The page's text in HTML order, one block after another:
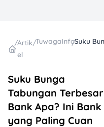
/Artik
el
/TuwagaInfo
/
Suku Bunga
Tabungan Terbesar
Bank Apa? Ini Bank
yang Paling Cuan